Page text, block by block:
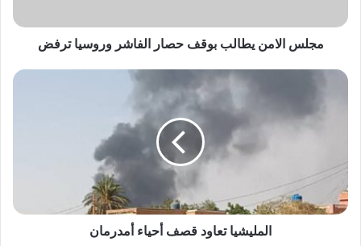
مجلس الامن يطالب بوقف حصار الفاشر وروسيا ترفض
المليشيا
المليشيا تعاود قصف أحياء أمدرمان